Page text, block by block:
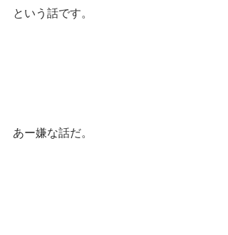
という話です。
あー嫌な話だ。